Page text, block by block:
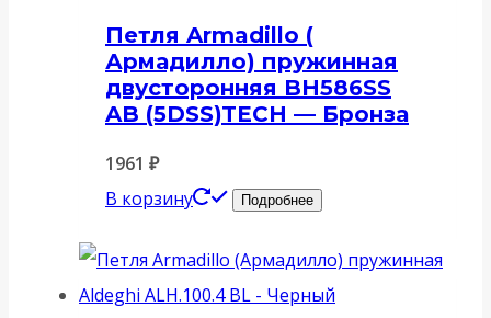
Петля Armadillo (
Армадилло) пружинная
двусторонняя BH586SS
AB (5DSS)TECH — Бронза
1961 ₽
В корзину
Подробнее